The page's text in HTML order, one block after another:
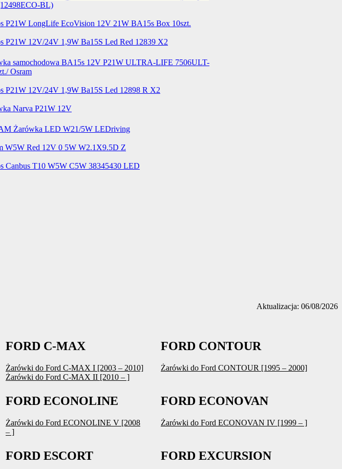
Aktualizacja: 06/08/2026
FORD C-MAX
Żarówki do Ford C-MAX I [2003 – 2010]
Żarówki do Ford C-MAX II [2010 – ]
FORD CONTOUR
Żarówki do Ford CONTOUR [1995 – 2000]
FORD ECONOLINE
Żarówki do Ford ECONOLINE V [2008
– ]
FORD ECONOVAN
Żarówki do Ford ECONOVAN IV [1999 – ]
FORD ESCORT FORD EXCURSION